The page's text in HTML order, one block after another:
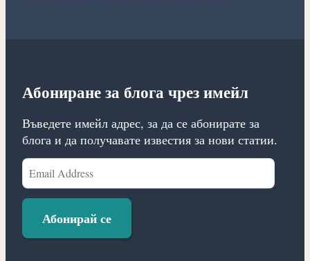
Абониране за блога чрез имейл
Въведете имейл адрес, за да се абонирате за
блога и да получавате известия за нови статии.
Email
Address
Абонирай се